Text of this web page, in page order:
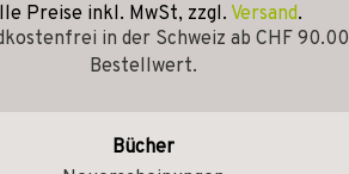
Preise inkl. MwSt, zzgl. Versand.
in der Schweiz ab CHF 90.00
Bestellwert.
Bücher